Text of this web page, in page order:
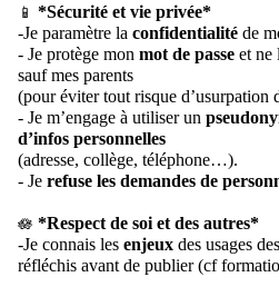
📱 *Sécurité et vie privée*
-Je paramètre la confidentialité de
- Je protège mon mot de passe et ne
sauf mes parents
(pouréviter tout risque d’usurpation
- Je m’engage à utiliser un
d’infos personnelles
(adresse, collège, téléphone…).
- Je refuse les demandes de
🪷 *Respect de soi et des autres*
-Je connais les enjeux des usages
réfléchis avant de publier (cf